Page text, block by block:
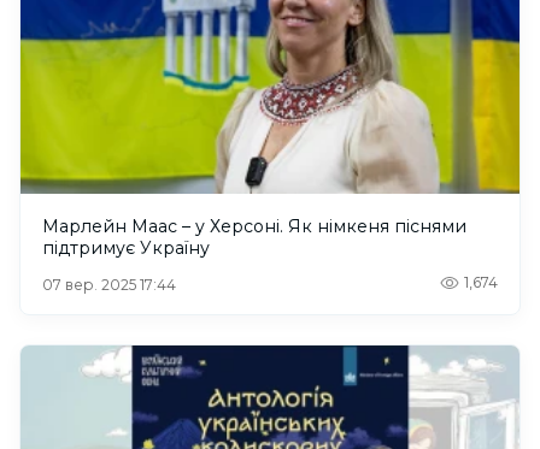
Марлейн Маас – у Херсоні. Як німкеня піснями
підтримує Україну
07 вер. 2025 17:44 1,674